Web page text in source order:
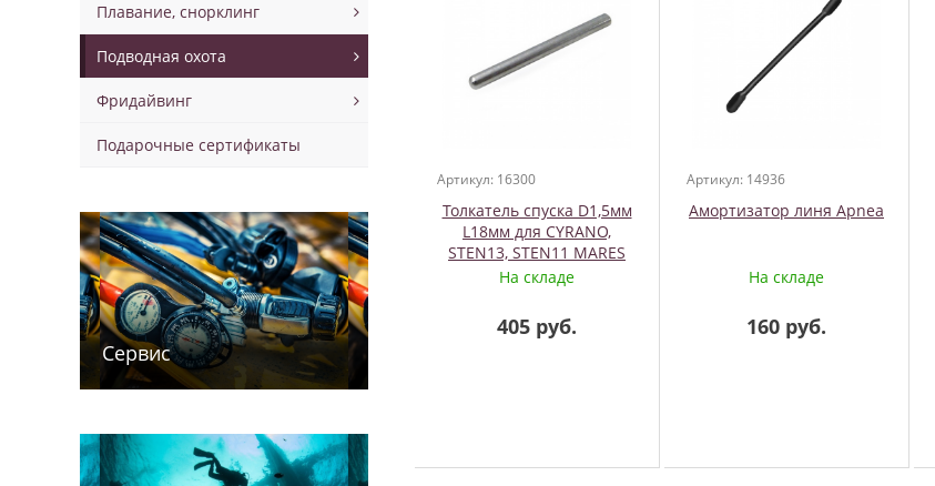
Плавание, снорклинг
Подводная охота
Фридайвинг
Подарочные сертификаты
Сервис
Артикул: 16300
Толкатель спуска D1,5мм
L18мм для CYRANO,
STEN13, STEN11 MARES
На складе
405 руб.
Артикул: 14936
Амортизатор линя Apnea
На складе
160 руб.